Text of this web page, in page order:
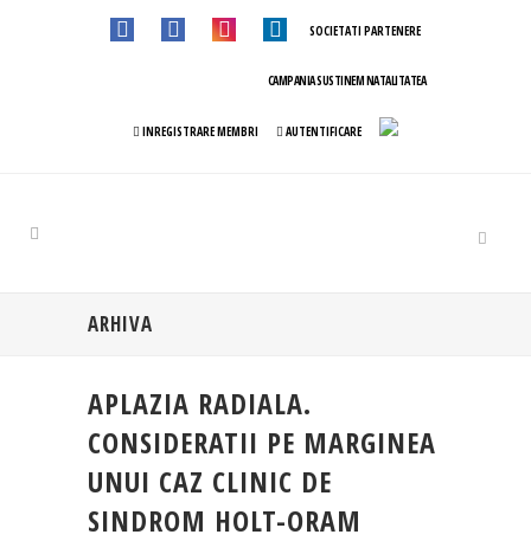
SOCIETATI PARTENERE
CAMPANIA SUSTINEM NATALITATEA
INREGISTRARE MEMBRI AUTENTIFICARE
ARHIVA
APLAZIA RADIALA.
CONSIDERATII PE MARGINEA
UNUI CAZ CLINIC DE
SINDROM HOLT-ORAM